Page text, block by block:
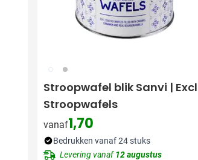
009 032
Stroopwafel blik Sanvi |
Stroopwafels
vanaf1,70
Bedrukken vanaf 24 stuks
Levering vanaf12 augustus